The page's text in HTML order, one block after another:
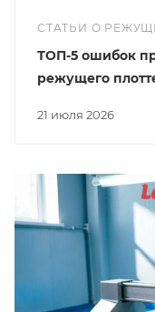
СТАТЬИ О
21 июля 2026
ТОП-5 ошибок
режущего